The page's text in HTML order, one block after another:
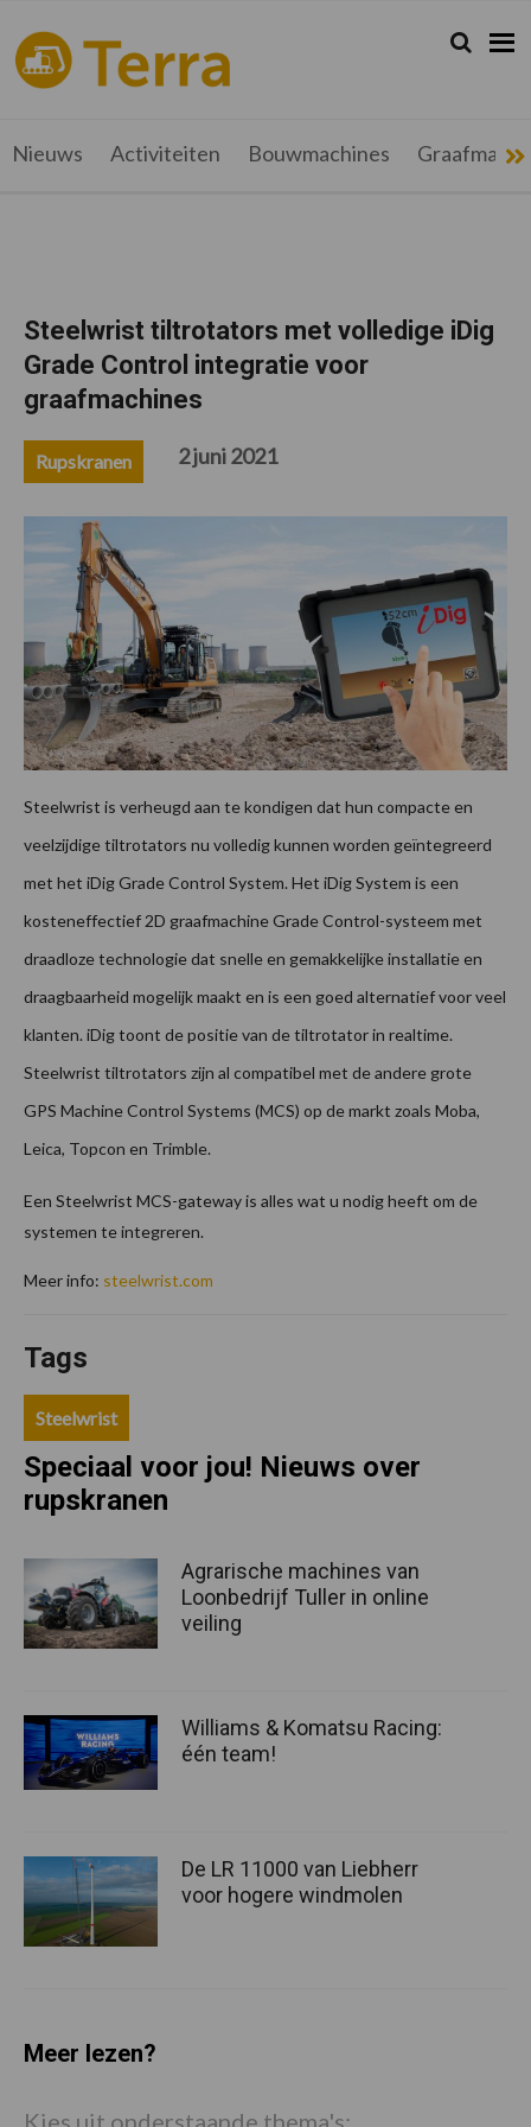
de
hoofdnavigatie
de
hoofd
inhoud
de
eerste
sidebar
de
voettekst
terramag.be
Alles
over
en
Zoeken...
Zoek
Nieuws Activiteiten Bouwmachines
Steelwrist tiltrotators met volledige iDig
Grade Control integratie voor
graafmachines
Rupskranen 2 juni 2021
Steelwrist is verheugd aan te kondigen dat hun compacte en
veelzijdige tiltrotators nu volledig kunnen worden geïntegreerd
met het iDig Grade Control System. Het iDig System is een
kosteneffectief 2D graafmachine Grade Control-systeem met
draadloze technologie dat snelle en gemakkelijke installatie en
draagbaarheid mogelijk maakt en is een goed alternatief voor veel
klanten. iDig toont de positie van de tiltrotator in realtime.
Steelwrist tiltrotators zijn al compatibel met de andere grote
GPS Machine Control Systems (MCS) op de markt zoals Moba,
Leica, Topcon en Trimble.
Een Steelwrist MCS-gateway is alles wat u nodig heeft om de
systemen te integreren.
Meer info: steelwrist.com
Tags
Steelwrist
Speciaal voor jou! Nieuws over
rupskranen
Agrarische machines van
Loonbedrijf Tuller in online
veiling
Williams & Komatsu Racing:
één team!
De LR 11000 van Liebherr
voor hogere windmolen
Meer lezen?
Kies uit onderstaande thema's: